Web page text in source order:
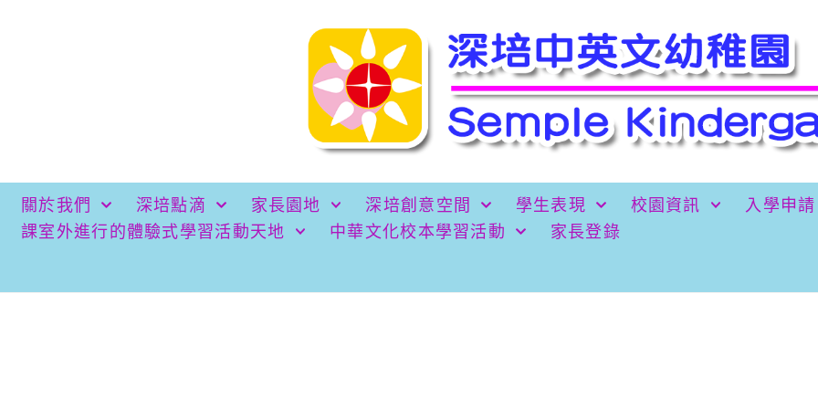
關於我們 深培點滴 家長園地 深培創意空間 學生表現 校園資訊
入學申請
課室外進行的體驗式學習活動天地
中華文化校本學習活動 家長登錄